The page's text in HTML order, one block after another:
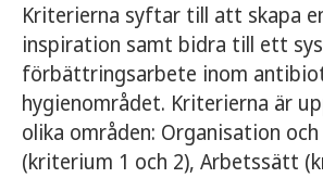
Kriterierna syftar till att skapa
inspiration samt bidra till ett
förbättringsarbete inom
hygienområdet. Kriterierna är
olika områden: Organisation och
(kriterium 1 och 2), Arbetssätt